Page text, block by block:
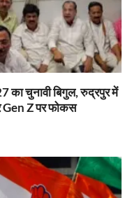
का चुनावी बिगुल, रुद्रपुर में
Z पर फोकस